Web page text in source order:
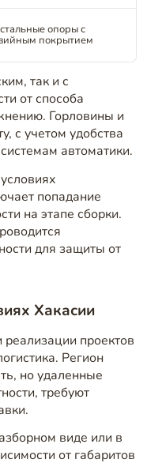
опоры с
покрытием
так и с
от способа
Горловины и
с учетом удобства
автоматики.
попадание
на этапе сборки.
для защиты от
Хакасии
проектов
Регион
но удаленные
требуют
виде или в
от габаритов